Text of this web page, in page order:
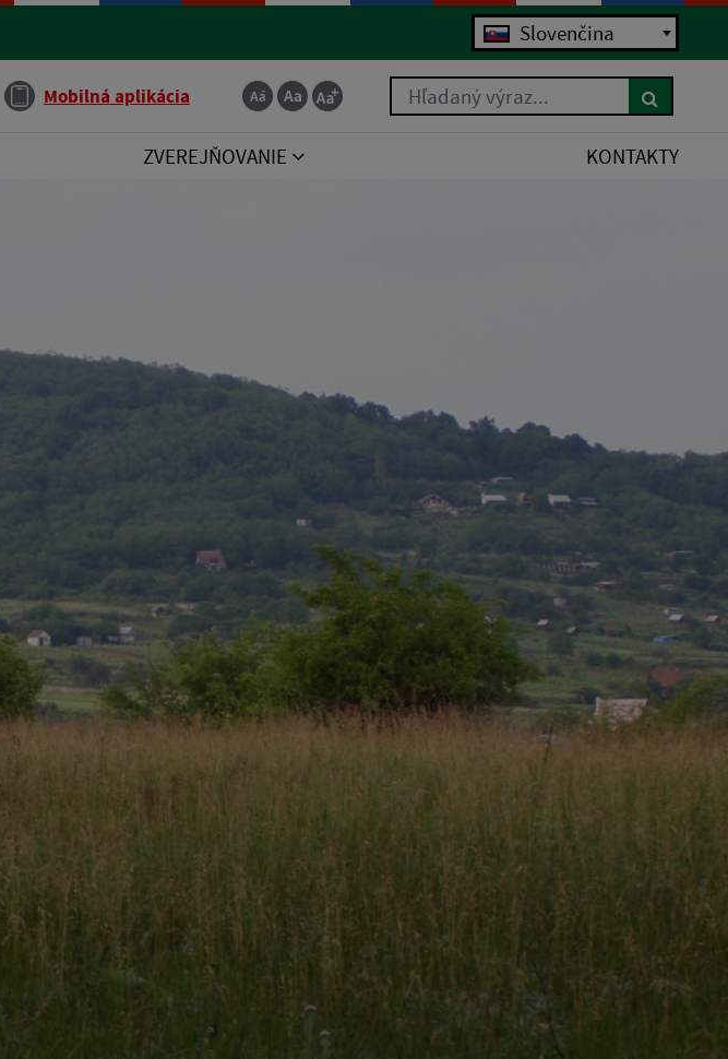
Slovenčina
Mobilná aplikácia Hľadaný výraz...
ZVEREJŇOVANIE KONTAKTY